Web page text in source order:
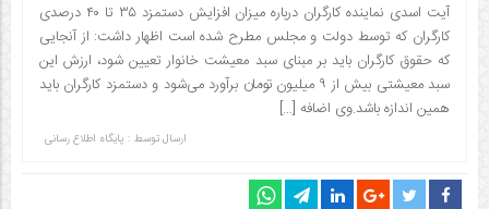
آیت اسدی نماینده کارگران درباره میزان افزایش دستمزد ۳۵ تا ۴۰ درصدی
کارگران که توسط دولت و مجلس مطرح شده است اظهار داشت: از آنجایی
که حقوق کارگران باید بر مبنای سبد معیشت خانوار تعیین شود، ارزش این
سبد معیشتی بیش از ۹ میلیون تومان برآورد می‌شود و دستمزد کارگران باید
همین اندازه باشد.وی اضافه […]
ارسال توسط : پایگاه اطلاع رسانی